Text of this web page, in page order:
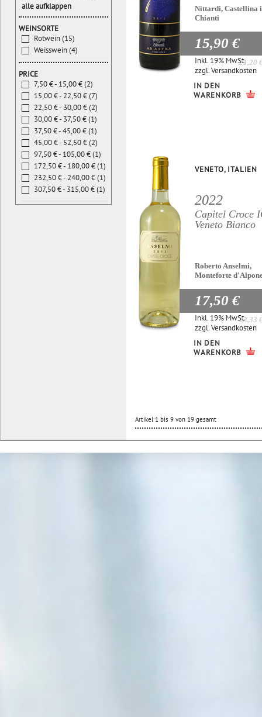
Nittardi, Castellina
Chianti
15,90 €
21,20
Inkl. 19% MwSt.
zzgl.Versandkosten
IN DEN
WARENKORB
VENETO, ITALIEN
2022
Capitel Croce
Veneto Bianco
Roberto Anselmi,
Monteforte
17,50 €
23,33
Inkl. 19% MwSt.
zzgl.Versandkosten
IN DEN
WARENKORB
Artikel 1 bis 9 von 19 gesamt
alle aufklappen
WEINSORTE
Rotwein (15)
Weisswein (4)
PRICE
7,50 € - 15,00 € (2)
15,00 € - 22,50 € (7)
22,50 € - 30,00 € (2)
30,00 € - 37,50 € (1)
37,50 € - 45,00 € (1)
45,00 € - 52,50 € (2)
97,50 € - 105,00 € (1)
172,50 € - 180,00 € (1)
232,50 € - 240,00 € (1)
307,50 € - 315,00 € (1)